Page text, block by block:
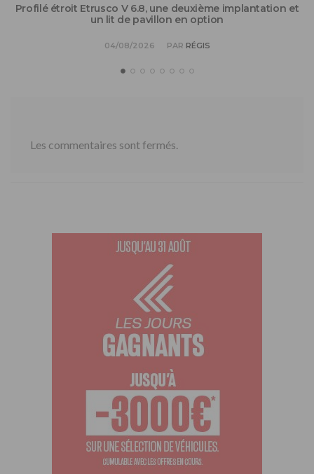
Profilé étroit Etrusco V 6.8, une deuxième implantation et
un lit de pavillon en option
04/08/2026 PAR RÉGIS
Les commentaires sont fermés.